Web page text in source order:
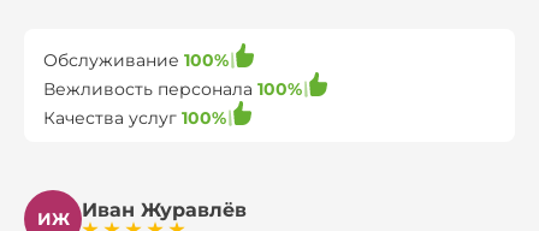
Обслуживание 100%
Вежливость персонала 100%
Качества услуг 100%
ИЖ Иван Журавлёв